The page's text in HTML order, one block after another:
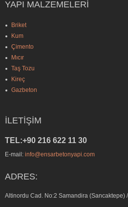
YAPI MALZEMELERI
Briket
Kum
Çimento
Mıcır
Taş Tozu
Kireç
Gazbeton
İLETIŞIM
TEL:+90 216 622 11 30
E-mail: info@ensarbetonyapi.com
ADRES:
Altinordu Cad. No:2 Samandira (Sancaktepe) /